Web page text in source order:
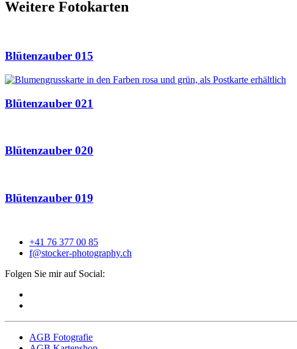
Weitere Fotokarten
Blütenzauber 015
Blütenzauber 021
Blütenzauber 020
Blütenzauber 019
+41 76 377 00 85
f@stocker-photography.ch
Folgen Sie mir auf Social:
AGB Fotografie